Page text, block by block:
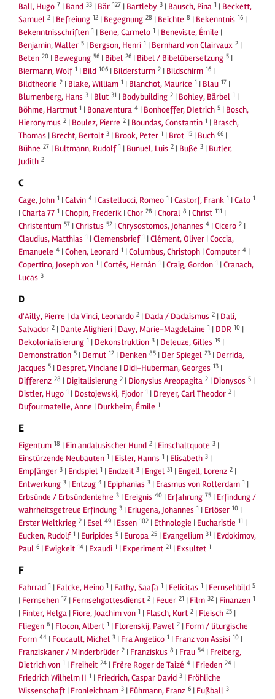
Ball, Hugo 7 | Band 33 | Bär 127 | Bartleby 3 | Bausch, Pina 1 | Beckett,
Samuel 2 | Befreiung 12 | Begegnung 28 | Beichte 8 | Bekenntnis 16 |
Bekenntnisschriften 1 | Bene, Carmelo 1 | Beneviste, Émile |
Benjamin, Walter 5 | Bergson, Henri 1 | Bernhard von Clairvaux 2 |
Beten 20 | Bewegung 56 | Bibel 26 | Bibel / Bibelübersetzung 5 |
Biermann, Wolf 1 | Bild 106 | Bildersturm 2 | Bildschirm 16 |
Bildtheorie 2 | Blake, William 1 | Blanchot, Maurice 1 | Blau 17 |
Blumenberg, Hans 3 | Blut 31 | Bodybuilding 2 | Bohley, Bärbel 1 |
Böhme, Hartmut 1 | Bonaventura 4 | Bonhoeffer, DIetrich 5 | Bosch,
Hieronymus 2 | Boulez, Pierre 2 | Boundas, Constantin 1 | Brasch,
Thomas | Brecht, Bertolt 3 | Brook, Peter 1 | Brot 15 | Buch 66 |
Bühne 27 | Bultmann, Rudolf 1 | Bunuel, Luis 2 | Buße 3 | Butler,
Judith 2
C
Cage, John 1 |Calvin 4 |Castellucci, Romeo 1 |Castorf, Frank 1 |Cato 1
|Charta 77 1 |Chopin, Frederik |Chor 28 |Choral 8 |Christ 111 |
Christentum 57 |Christus 52 |Chrysostomos, Johannes 4 |Cicero 2 |
Claudius, Matthias 1 |Clemensbrief 1 |Clément, Oliver |Coccia,
Emanuele 4 |Cohen, Leonard 1 |Columbus, Christoph |Computer 4 |
Copertino, Joseph von 1 |Cortés, Hernàn 1 |Craig, Gordon 1 |Cranach,
Lucas 3
D
d'Ailly, Pierre |da Vinci, Leonardo 2 | Dada / Dadaismus 2 | Dali,
Salvador 2 | Dante Alighieri | Davy, Marie-Magdelaine 1 | DDR 10 |
Dekolonialisierung 1 | Dekonstruktion 3 | Deleuze, Gilles 19 |
Demonstration 5 | Demut 12 | Denken 85 | Der Spiegel 23 | Derrida,
Jacques 5 | Despret, Vinciane | Didi-Huberman, Georges 13 |
Differenz 28 | Digitalisierung 2 | Dionysius Areopagita 2 | Dionysos 5 |
Distler, Hugo 1 | Dostojewski, Fjodor 1 | Dreyer, Carl Theodor 2 |
Dufourmatelle, Anne | Durkheim, Émile 1
E
Eigentum 18 | Ein andalusischer Hund 2 | Einschaltquote 3 |
Einstürzende Neubauten 1 | Eisler, Hanns 1 | Elisabeth 3 |
Empfänger 3 | Endspiel 1 | Endzeit 3 | Engel 31 | Engell, Lorenz 2 |
Entwerkung 3 | Entzug 4 | Epiphanias 3 | Erasmus von Rotterdam 1 |
Erbsünde / Erbsündenlehre 3 | Ereignis 40 | Erfahrung 75 | Erfindung /
wahrheitsgetreue Erfindung 3 | Eriugena, Johannes 1 | Erlöser 10 |
Erster Weltkrieg 2 | Esel 49 | Essen 102 | Ethnologie | Eucharistie 11 |
Eucken, Rudolf 1 | Euripides 5 | Europa 25 | Evangelium 31 | Evdokimov,
Paul 6 | Ewigkeit 14 | Exaudi 1 | Experiment 21 | Exsultet 1
F
Fahrrad 1 | Falcke, Heino 1 | Fathy, Saafa 1 | Felicitas 1 | Fernsehbild 5
| Fernsehen 17 | Fernsehgottesdienst 2 | Feuer 21 | Film 32 | Finanzen 1
| Finter, Helga | Fiore, Joachim von 1 | Flasch, Kurt 2 | Fleisch 25 |
Fliegen 6 | Flocon, Albert 1 | Florenskij, Pawel 2 | Form / liturgische
Form 44 | Foucault, Michel 3 | Fra Angelico 1 | Franz von Assisi 10 |
Franziskaner / Minderbrüder 2 | Franziskus 8 | Frau 54 | Freiberg,
Dietrich von 1 | Freiheit 24 | Frère Roger de Taizé 4 | Frieden 24 |
Friedrich Wilhelm II 1 | Friedrich, Caspar David 3 | Fröhliche
Wissenschaft | Fronleichnam 3 | Fühmann, Franz 6 | Fußball 3